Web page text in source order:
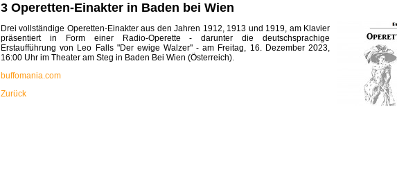
3 Operetten-Einakter in Baden bei Wien
Drei vollständige Operetten-Einakter aus den Jahren 1912, 1913 und 1919, am Klavier
präsentiert in Form einer Radio-Operette - darunter die deutschsprachige
Erstaufführung von Leo Falls "Der ewige Walzer" - am Freitag, 16. Dezember 2023,
16:00 Uhr im Theater am Steg in Baden Bei Wien (Österreich).
buffomania.com
Zurück